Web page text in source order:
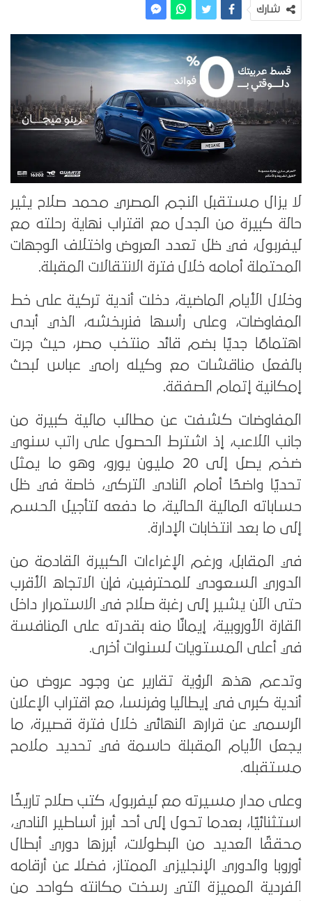
شارك
لا يزال مستقبل النجم المصري محمد صلاح يثير
حالة كبيرة من الجدل مع اقتراب نهاية رحلته مع
ليفربول، في ظل تعدد العروض واختلاف الوجهات
المحتملة أمامه خلال فترة الانتقالات المقبلة.
وخلال الأيام الماضية، دخلت أندية تركية على خط
المفاوضات، وعلى رأسها فنربخشه، الذي أبدى
اهتمامًا جديًا بضم قائد منتخب مصر، حيث جرت
بالفعل مناقشات مع وكيله رامي عباس لبحث
إمكانية إتمام الصفقة.
المفاوضات كشفت عن مطالب مالية كبيرة من
جانب اللاعب، إذ اشترط الحصول على راتب سنوي
ضخم يصل إلى 20 مليون يورو، وهو ما يمثل
تحديًا واضحًا أمام النادي التركي، خاصة في ظل
حساباته المالية الحالية، ما دفعه لتأجيل الحسم
إلى ما بعد انتخابات الإدارة.
في المقابل، ورغم الإغراءات الكبيرة القادمة من
الدوري السعودي للمحترفين، فإن الاتجاه الأقرب
حتى الآن يشير إلى رغبة صلاح في الاستمرار داخل
القارة الأوروبية، إيمانًا منه بقدرته على المنافسة
في أعلى المستويات لسنوات أخرى.
وتدعم هذه الرؤية تقارير عن وجود عروض من
أندية كبرى في إيطاليا وفرنسا، مع اقتراب الإعلان
الرسمي عن قراره النهائي خلال فترة قصيرة، ما
يجعل الأيام المقبلة حاسمة في تحديد ملامح
مستقبله.
وعلى مدار مسيرته مع ليفربول، كتب صلاح تاريخًا
استثنائيًا، بعدما تحول إلى أحد أبرز أساطير النادي،
محققًا العديد من البطولات، أبرزها دوري أبطال
أوروبا والدوري الإنجليزي الممتاز، فضلًا عن أرقامه
الفردية المميزة التي رسخت مكانته كواحد من